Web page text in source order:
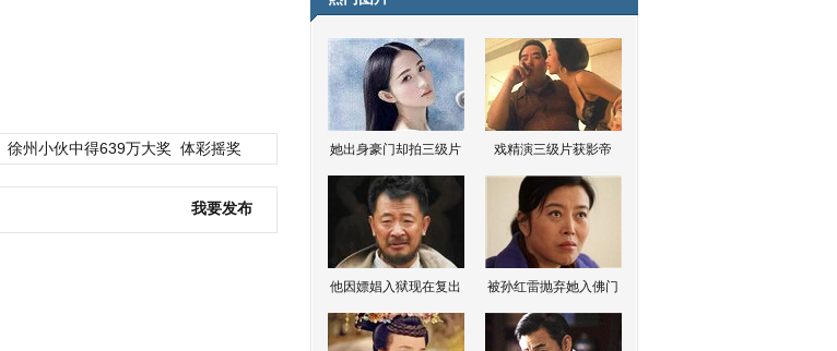
徐州小伙中得639万大奖 体彩摇奖
我要发布
她出身豪门却拍三级片 戏精演三级片获影帝
他因嫖娼入狱现在复出 被孙红雷抛弃她入佛门